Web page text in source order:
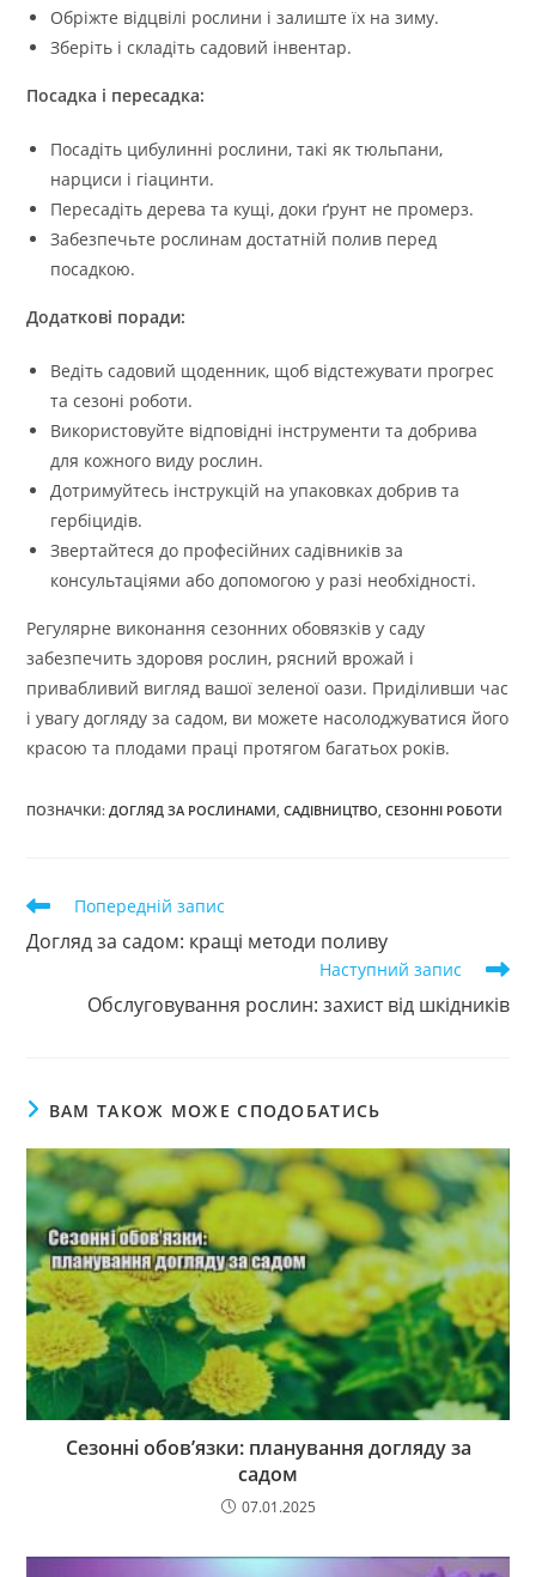
Обріжте відцвілі рослини і залиште їх на зиму.
Зберіть і складіть садовий інвентар.
Посадка і пересадка:
Посадіть цибулинні рослини, такі як тюльпани,
нарциси і гіацинти.
Пересадіть дерева та кущі, доки ґрунт не промерз.
Забезпечьте рослинам достатній полив перед
посадкою.
Додаткові поради:
Ведіть садовий щоденник, щоб відстежувати прогрес
та сезоні роботи.
Використовуйте відповідні інструменти та добрива
для кожного виду рослин.
Дотримуйтесь інструкцій на упаковках добрив та
гербіцидів.
Звертайтеся до професійних садівників за
консультаціями або допомогою у разі необхідності.
Регулярне виконання сезонних обовязків у саду
забезпечить здоровя рослин, рясний врожай і
привабливий вигляд вашої зеленої оази. Приділивши час
і увагу догляду за садом, ви можете насолоджуватися його
красою та плодами праці протягом багатьох років.
ПОЗНАЧКИ:ДОГЛЯД ЗА РОСЛИНАМИ, САДІВНИЦТВО, СЕЗОННІ РОБОТИ
Прочитати
статей
Попередній запис
Догляд за садом: кращі методи поливу
Наступний запис
Обслуговування рослин: захист від шкідників
ВАМ ТАКОЖ МОЖЕ СПОДОБАТИСЬ
Сезонні обов’язки: планування догляду за
садом
07.01.2025